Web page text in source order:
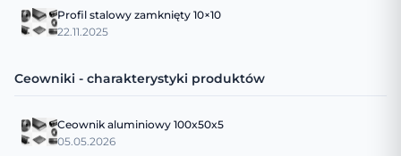
Profil stalowy zamknięty 10×10
22.11.2025
Ceowniki - charakterystyki produktów
Ceownik aluminiowy 100x50x5
05.05.2026